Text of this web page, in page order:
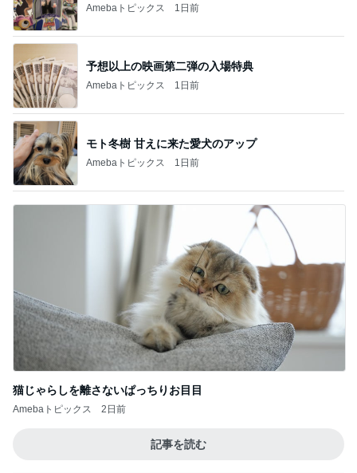
Amebaトピックス 1日前
予想以上の映画第二弾の入場特典
Amebaトピックス 1日前
モト冬樹 甘えに来た愛犬のアップ
Amebaトピックス 1日前
猫じゃらしを離さないぱっちりお目目
Amebaトピックス 2日前
記事を読む